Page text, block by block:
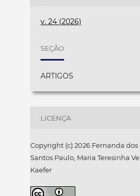
v. 24 (2026)
SEÇÃO
ARTIGOS
LICENÇA
Copyright (c) 2026 Fernanda dos
Santos Paulo, Maria Teresinha
Kaefer